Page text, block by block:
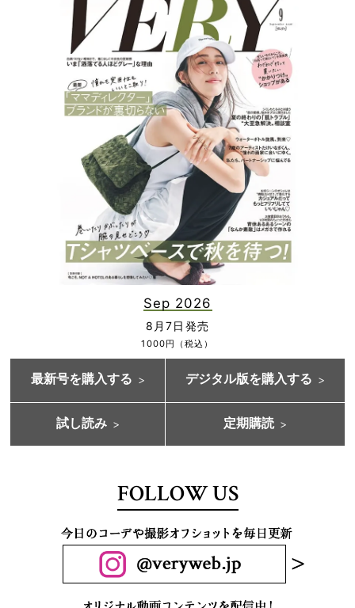
Sep 2026
8月7日発売
1000円（税込）
最新号を購入する デジタル版を購入する
試し読み 定期購読
FOLLOW US